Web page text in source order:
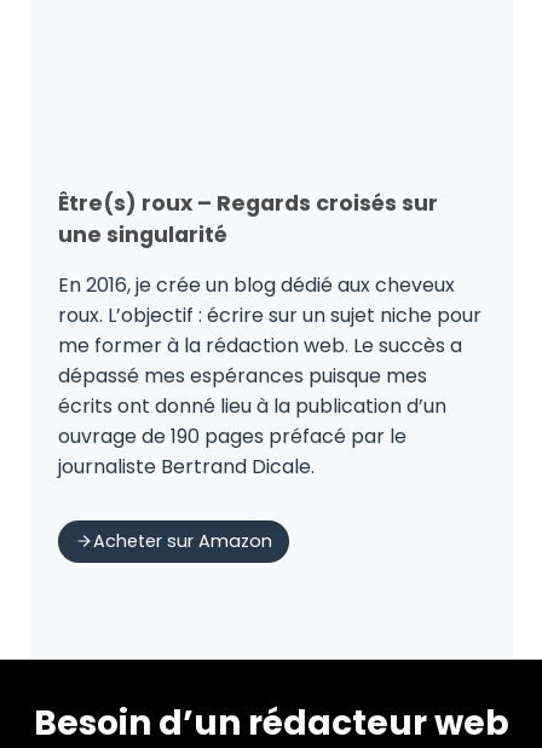
Être(s) roux – Regards croisés sur
une singularité
En 2016, je crée un blog dédié aux cheveux
roux. L’objectif : écrire sur un sujet niche pour
me former à la rédaction web. Le succès a
dépassé mes espérances puisque mes
écrits ont donné lieu à la publication d’un
ouvrage de 190 pages préfacé par le
journaliste Bertrand Dicale.
Acheter sur Amazon
Besoin d’un rédacteur web